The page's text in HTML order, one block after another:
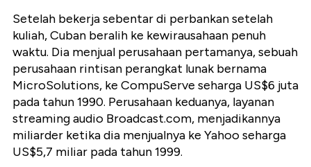
Setelah bekerja sebentar di perbankan setelah
kuliah, Cuban beralih ke kewirausahaan penuh
waktu. Dia menjual perusahaan pertamanya, sebuah
perusahaan rintisan perangkat lunak bernama
MicroSolutions, ke CompuServe seharga US$6 juta
pada tahun 1990. Perusahaan keduanya, layanan
streaming audio Broadcast.com, menjadikannya
miliarder ketika dia menjualnya ke Yahoo seharga
US$5,7 miliar pada tahun 1999.